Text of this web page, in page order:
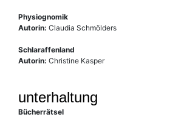
Physiognomik
Autorin: Claudia Schmölders
Schlaraffenland
Autorin: Christine Kasper
unterhaltung
Bücherrätsel